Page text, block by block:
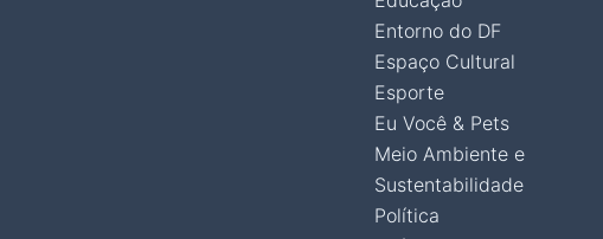
Entorno do DF
Espaço Cultural
Esporte
Eu Você & Pets
Meio Ambiente e
Sustentabilidade
Política